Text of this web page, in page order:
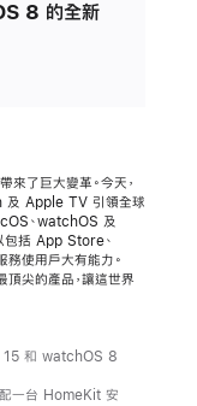
8 的全新
了巨大變革。今天，
及 Apple TV 引領全球
、watchOS 及
包括 App Store、
使用戶大有能力。
尖的產品，讓這世界
15 和 watchOS 8
一台 HomeKit 安